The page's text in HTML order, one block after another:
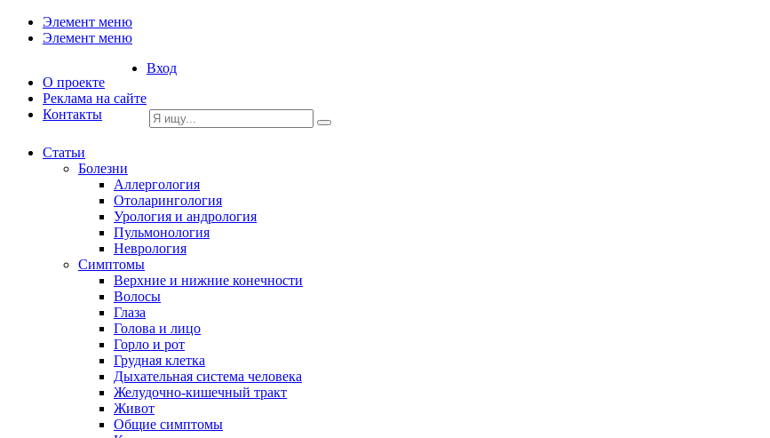
Элемент меню
Элемент меню
О проекте
Реклама на сайте
Контакты
Вход
Статьи
Болезни
Аллергология
Отоларингология
Урология и андрология
Пульмонология
Неврология
Симптомы
Верхние и нижние конечности
Волосы
Глаза
Голова и лицо
Горло и рот
Грудная клетка
Дыхательная система человека
Желудочно-кишечный тракт
Живот
Общие симптомы